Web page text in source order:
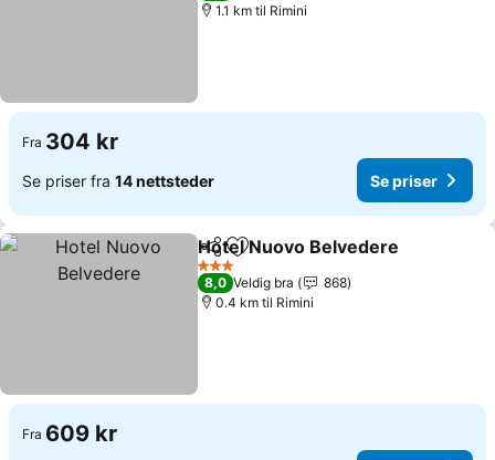
1.1 km til Rimini
Fra 304 kr
Se priser fra 14 nettsteder Se priser
Del Legg til i favoritter
Hotel Nuovo Belvedere
3 Stjerner
8,0 Veldig bra
868
0.4 km til Rimini
Fra 609 kr